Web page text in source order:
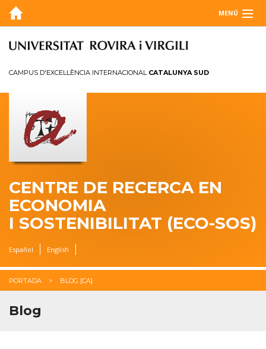
MENÚ
QUI SOM
AGENDA
RECERCA
MEMÒRIA
CAMPUS D'EXCEL·LÈNCIA INTERNACIONAL CATALUNYA SUD
CENTRE DE RECERCA EN
ECONOMIA
I SOSTENIBILITAT (ECO-SOS)
Español English
PORTADA BLOG [CA]
Blog